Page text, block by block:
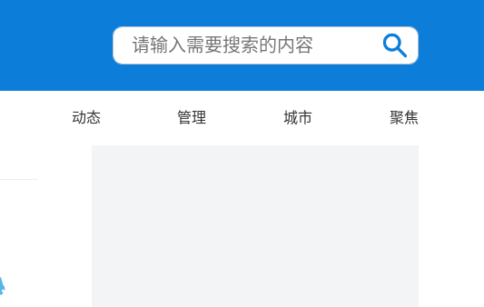
动态 管理 城市 聚焦